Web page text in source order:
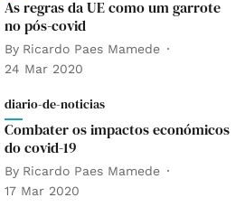
As regras da UE como um garrote
no pós-covid
By Ricardo Paes Mamede
24 Mar 2020
diario-de-noticias
Combater os impactos económicos
do covid-19
By Ricardo Paes Mamede
17 Mar 2020